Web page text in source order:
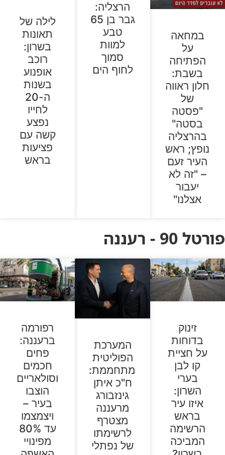
במחאה
על
הפתיחה
בשבת:
חלון ראווה
של
"פסטה
בסטה"
בהרצליה
נופץ; ראש
העיר זעם
– "זה לא
יעבור
אצלנו"
הרצליה:
גבר בן 65
טבע
למוות
סמוך
לחוף הים
לילה של
תאונות
בשרון:
רוכב
אופנוע
בשנות
ה-20
לחייו
נפצע
קשה עם
פציעות
בראש
פורטל 90 - רעננה
זינוק
בדוחות
על חציית
קו לבן
בערי
השרון:
איזו עיר
בראש
הרשימה
המביכה
המערכת
הפוליטית
מתחממת:
ח"כ איתן
גינזבורג
מרעננה
מצטרף
לרשימתו
של נפתלי
רפורמה
ברעננה:
פחים
חכמים
וסולאריים
הוצבו
בעיר –
ויצמצמו
עד 80%
מפינויי